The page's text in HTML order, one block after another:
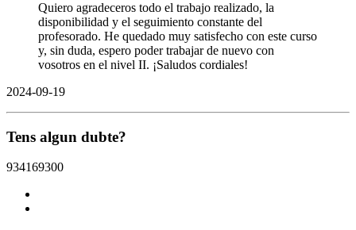
Quiero agradeceros todo el trabajo realizado, la
disponibilidad y el seguimiento constante del
profesorado. He quedado muy satisfecho con este curso
y, sin duda, espero poder trabajar de nuevo con
vosotros en el nivel II. ¡Saludos cordiales!
2024-09-19
Tens algun dubte?
934169300